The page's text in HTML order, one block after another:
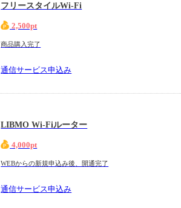
フリースタイルWi-Fi
2,500pt
商品購入完了
通信サービス申込み
LIBMO Wi-Fiルーター
4,000pt
WEBからの新規申込み後、開通完了
通信サービス申込み